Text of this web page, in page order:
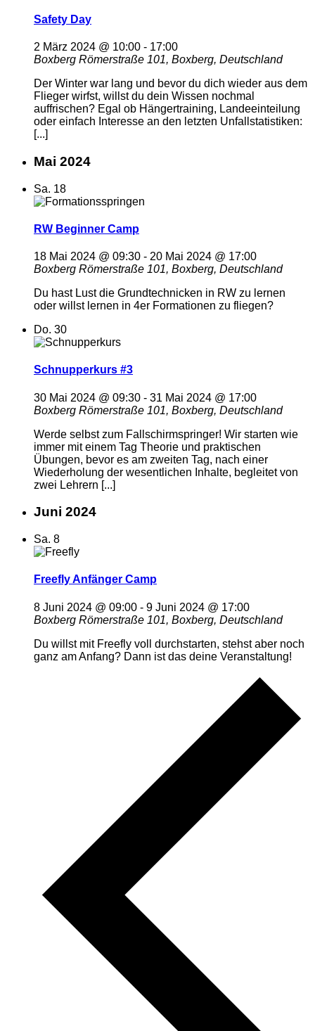
Safety Day
2 März 2024 @ 10:00 - 17:00
Boxberg Römerstraße 101, Boxberg, Deutschland
Der Winter war lang und bevor du dich wieder aus dem
Flieger wirfst, willst du dein Wissen nochmal
auffrischen? Egal ob Hängertraining, Landeeinteilung
oder einfach Interesse an den letzten Unfallstatistiken:
[...]
Mai 2024
Sa. 18
RW Beginner Camp
18 Mai 2024 @ 09:30 - 20 Mai 2024 @ 17:00
Boxberg Römerstraße 101, Boxberg, Deutschland
Du hast Lust die Grundtechnicken in RW zu lernen
oder willst lernen in 4er Formationen zu fliegen?
Do. 30
Schnupperkurs #3
30 Mai 2024 @ 09:30 - 31 Mai 2024 @ 17:00
Boxberg Römerstraße 101, Boxberg, Deutschland
Werde selbst zum Fallschirmspringer! Wir starten wie
immer mit einem Tag Theorie und praktischen
Übungen, bevor es am zweiten Tag, nach einer
Wiederholung der wesentlichen Inhalte, begleitet von
zwei Lehrern [...]
Juni 2024
Sa. 8
Freefly Anfänger Camp
8 Juni 2024 @ 09:00 - 9 Juni 2024 @ 17:00
Boxberg Römerstraße 101, Boxberg, Deutschland
Du willst mit Freefly voll durchstarten, stehst aber noch
ganz am Anfang? Dann ist das deine Veranstaltung!